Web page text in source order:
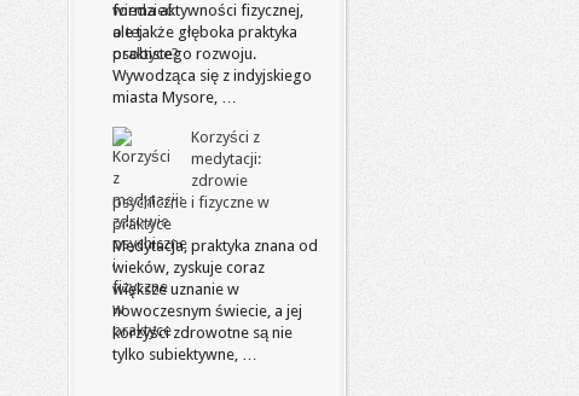
forma aktywności fizycznej,
ale także głęboka praktyka
osobistego rozwoju.
Wywodząca się z indyjskiego
miasta Mysore, …
Korzyści z
medytacji:
zdrowie
psychiczne i fizyczne w
praktyce
Medytacja, praktyka znana od
wieków, zyskuje coraz
większe uznanie w
nowoczesnym świecie, a jej
korzyści zdrowotne są nie
tylko subiektywne, …